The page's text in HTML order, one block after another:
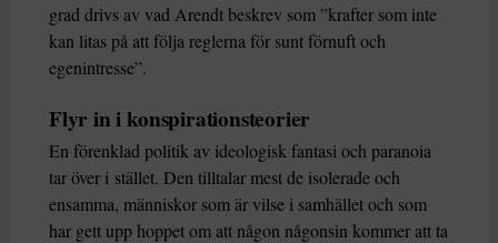
grad drivs av vad Arendt beskrev som ”krafter som inte
kan litas på att följa reglerna för sunt förnuft och
egenintresse”.
Flyr in i konspirationsteorier
En förenklad politik av ideologisk fantasi och paranoia
tar över i stället. Den tilltalar mest de isolerade och
ensamma, människor som är vilse i samhället och som
har gett upp hoppet om att någon någonsin kommer att ta